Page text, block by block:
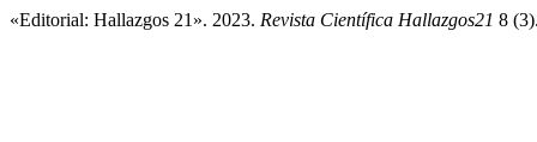
«Editorial: Hallazgos 21». 2023. Revista Científica Hallazgos21 8